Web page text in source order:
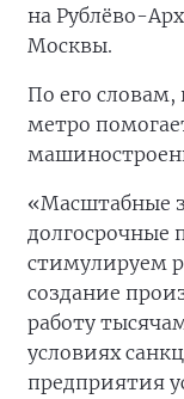
на Рублёво-
Москвы.
По его
метро
«Масштабные
долгосрочные
стимулируем
создание
работу
условиях
предприятия